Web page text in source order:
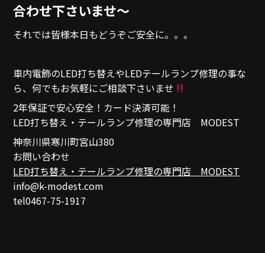
合わせ下さいませ～
それでは皆様本日もどうぞご安全に。。。
車内電飾のLED打ち替えやLEDテールランプ修理の事な
ら、何でもお気軽にご相談下さいませ
2年保証で安心安全！カード決済可能！
LED打ち替え・テールランプ修理の専門店 MODEST
神奈川県寒川町宮山380
お問い合わせ
LED打ち替え・テールランプ修理の専門店 MODEST
info@k-modest.com
tel0467-75-1917